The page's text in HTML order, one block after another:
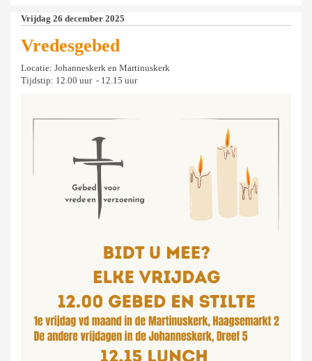
Vrijdag 26 december 2025
Vredesgebed
Locatie: Johanneskerk en Martinuskerk
Tijdstip: 12.00 uur - 12.15 uur